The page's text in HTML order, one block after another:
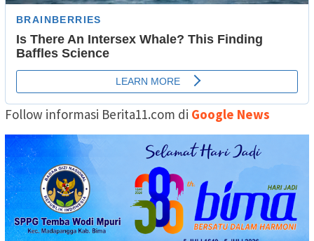
Follow informasi Berita11.com di Google News